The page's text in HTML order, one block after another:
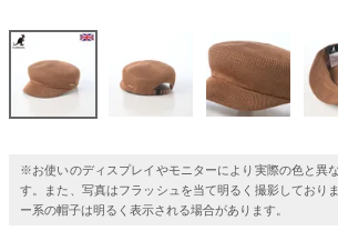
※お使いのディスプレイやモニターにより実際の色と異
す。また、写真はフラッシュを当て明るく撮影しており
ー系の帽子は明るく表示される場合があります。